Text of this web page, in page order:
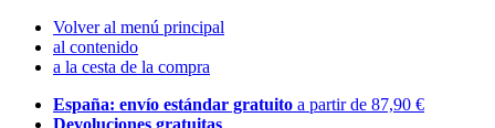
Volver al menú principal
al contenido
a la cesta de la compra
España: envío estándar gratuito a partir de 87,90 €
Devoluciones gratuitas